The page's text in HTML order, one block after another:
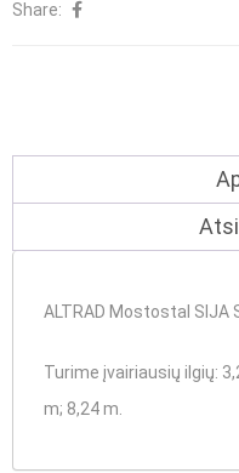
Share:
ALTRAD Mostostal SIJA
Turime įvairiausių ilgių:
m; 8,24 m.